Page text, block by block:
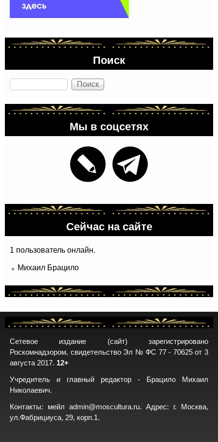
Поиск
Поиск
Мы в соцсетях
Сейчас на сайте
1 пользователь онлайн.
Михаил Брацило
Сетевое издание (сайт) зарегистрировано
Роскомнадзором, свидетельство Эл № ФС 77 - 70625 от 3
августа 2017. 12+
Учредитель и главный редактор - Брацило Михаил
Николаевич.
Контакты: мейл admin@moscultura.ru. Адрес: г. Москва,
ул.Фабрициуса, 29, корп.1.